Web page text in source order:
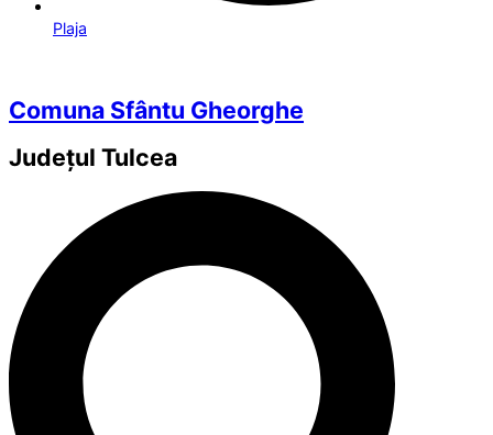
Plaja
Comuna Sfântu Gheorghe
Județul Tulcea